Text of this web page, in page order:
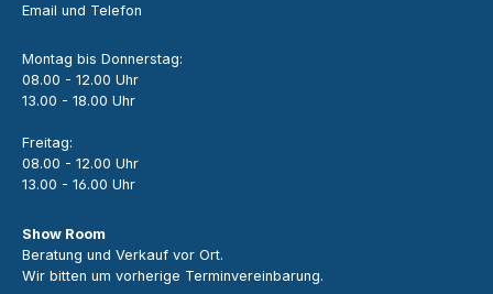
Email und Telefon
Montag bis Donnerstag:
08.00 - 12.00 Uhr
13.00 - 18.00 Uhr
Freitag:
08.00 - 12.00 Uhr
13.00 - 16.00 Uhr
Show Room
Beratung und Verkauf vor Ort.
Wir bitten um vorherige Terminvereinbarung.